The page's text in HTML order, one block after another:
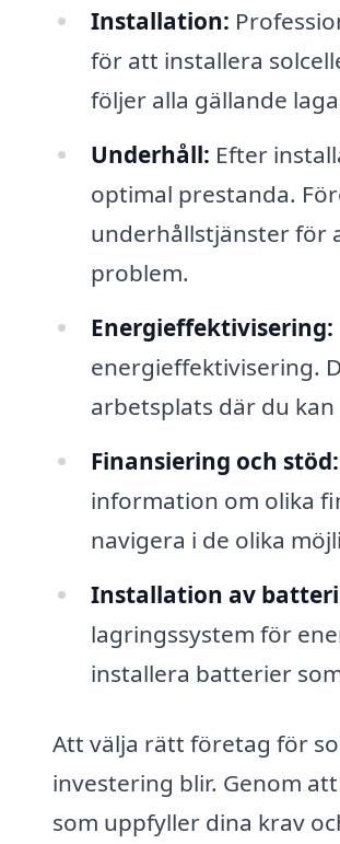
Installation:
för att installera
följer alla gällande
Underhåll: Efter
optimal prestanda.
underhållstjänster för
problem.
Energieffektivisering:
energieffektivisering.
arbetsplats där du
Finansiering och stöd:
information om olika
navigera i de olika
Installation av
lagringssystem för
installera batterier
Att välja rätt företag för
investering blir. Genom
som uppfyller dina krav